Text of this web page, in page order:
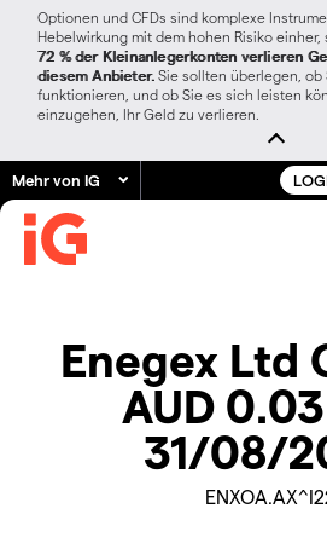
Optionen und CFDs sind komplexe
Hebelwirkung mit dem hohen Risiko einher,
72 % der Kleinanlegerkonten verlieren
diesem Anbieter. Sie sollten überlegen, ob
funktionieren, und ob Sie es sich leisten
einzugehen, Ihr Geld zu verlieren.
Mehr von IG
Enegex Ltd
AUD
31/08/